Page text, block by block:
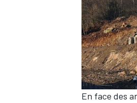
En face des